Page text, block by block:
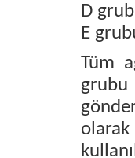
D
E
Tüm
grubu